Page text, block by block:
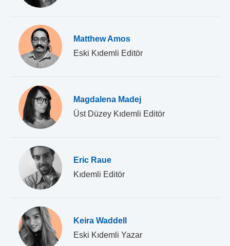
Matthew Amos
Eski Kıdemli Editör
Magdalena Madej
Üst Düzey Kıdemli Editör
Eric Raue
Kıdemli Editör
Keira Waddell
Eski Kıdemli Yazar